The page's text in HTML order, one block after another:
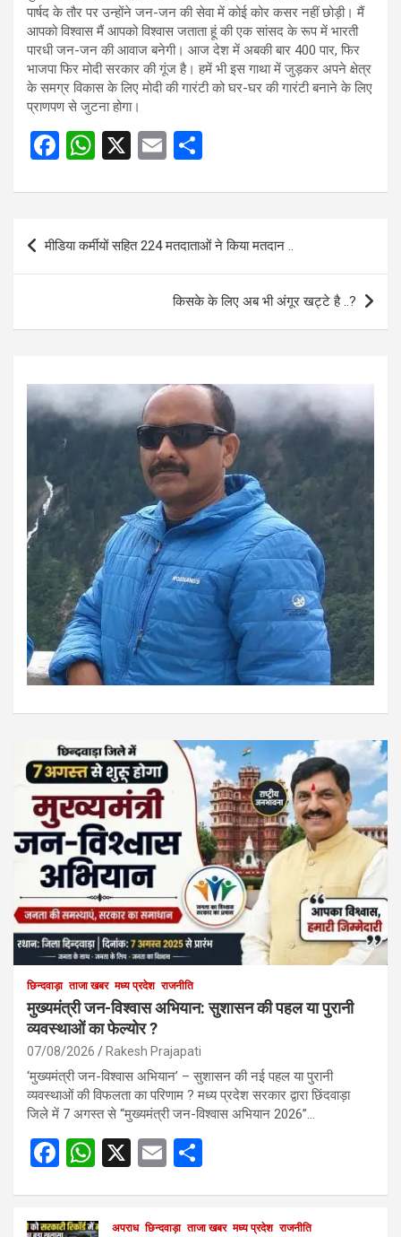
पार्षद के तौर पर उन्होंने जन-जन की सेवा में कोई कोर कसर नहीं छोड़ी। मैं
आपको विश्वास मैं आपको विश्वास जताता हूं की एक सांसद के रूप में भारती
पारधी जन-जन की आवाज बनेगी। आज देश में अबकी बार 400 पार, फिर
भाजपा फिर मोदी सरकार की गूंज है। हमें भी इस गाथा में जुड़कर अपने क्षेत्र
के समग्र विकास के लिए मोदी की गारंटी को घर-घर की गारंटी बनाने के लिए
प्राणपण से जुटना होगा।
F
ce
b
o
W
at
s
A
X
E
ail ar
e
Post
navigation
मीडिया कर्मीयों सहित 224 मतदाताओं ने किया मतदान ..
किसके के लिए अब भी अंगूर खट्टे है ..?
छिन्दवाड़ा ताजा खबर मध्य प्रदेश राजनीति
मुख्यमंत्री जन-विश्वास अभियान: सुशासन की पहल या पुरानी
व्यवस्थाओं का फेल्योर ?
07/08/2026 Rakesh Prajapati
‘मुख्यमंत्री जन-विश्वास अभियान’ – सुशासन की नई पहल या पुरानी
व्यवस्थाओं की विफलता का परिणाम ? मध्य प्रदेश सरकार द्वारा छिंदवाड़ा
जिले में 7 अगस्त से “मुख्यमंत्री जन-विश्वास अभियान 2026”…
F
W X
E
अपराध छिन्दवाड़ा ताजा खबर मध्य प्रदेश राजनीति